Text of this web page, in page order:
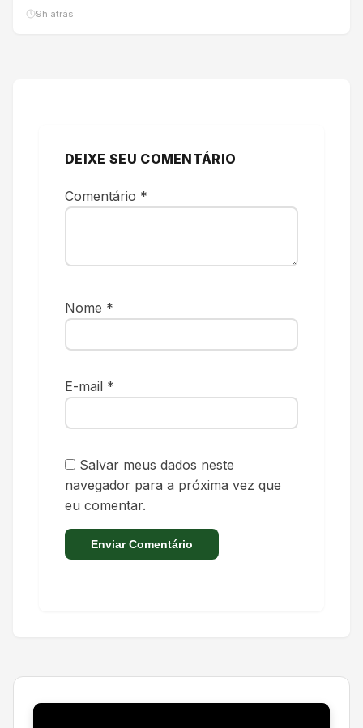
9h atrás
DEIXE SEU COMENTÁRIO
Comentário *
Nome *
E-mail *
Salvar meus dados neste
navegador para a próxima vez que
eu comentar.